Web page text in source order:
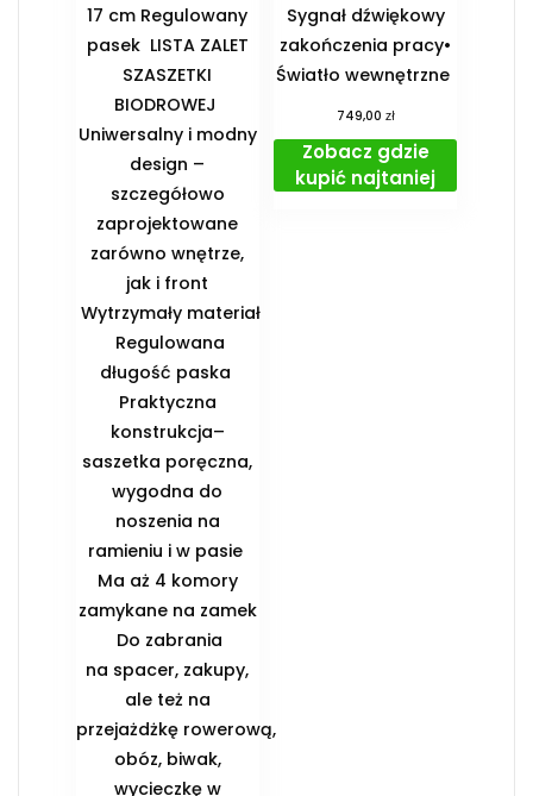
17 cm Regulowany
pasek ️ LISTA ZALET
SZASZETKI
BIODROWEJ ️
Uniwersalny i modny
design –
szczegółowo
zaprojektowane
zarówno wnętrze,
jak i front
️ Wytrzymały materiał
️ Regulowana
długość paska ️
Praktyczna
konstrukcja–
saszetka poręczna,
wygodna do
noszenia na
ramieniu i w pasie ️
Ma aż 4 komory
zamykane na zamek
️ Do zabrania
na spacer, zakupy,
ale też na
przejażdżkę rowerową,
obóz, biwak,
wycieczkę w
Sygnał dźwiękowy
zakończenia pracy•
Światło wewnętrzne
749,00 zł
Zobacz gdzie
kupić najtaniej